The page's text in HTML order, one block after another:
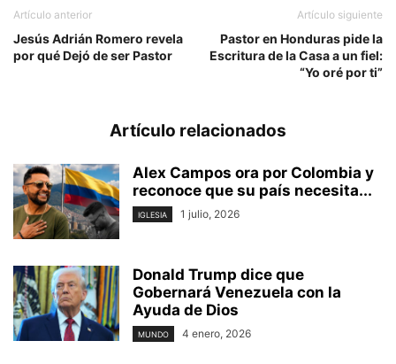
Artículo anterior
Jesús Adrián Romero revela
por qué Dejó de ser Pastor
Artículo siguiente
Pastor en Honduras pide la
Escritura de la Casa a un fiel:
“Yo oré por ti”
Artículo relacionados
Alex Campos ora por Colombia y
reconoce que su país necesita...
IGLESIA 1 julio, 2026
Donald Trump dice que
Gobernará Venezuela con la
Ayuda de Dios
MUNDO 4 enero, 2026